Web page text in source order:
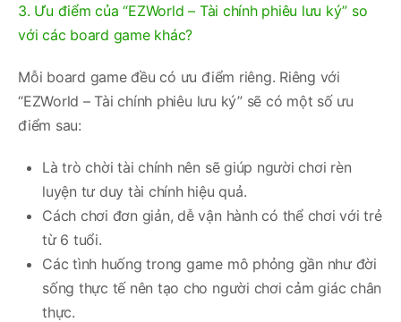
3. Ưu điểm của “EZWorld – Tài chính phiêu lưu ký” so
với các board game khác?
Mỗi board game đều có ưu điểm riêng. Riêng với
“EZWorld – Tài chính phiêu lưu ký” sẽ có một số ưu
điểm sau:
Là trò chời tài chính nên sẽ giúp người chơi rèn
luyện tư duy tài chính hiệu quả.
Cách chơi đơn giản, dễ vận hành có thể chơi với trẻ
từ 6 tuổi.
Các tình huống trong game mô phỏng gần như đời
sống thực tế nên tạo cho người chơi cảm giác chân
thực.